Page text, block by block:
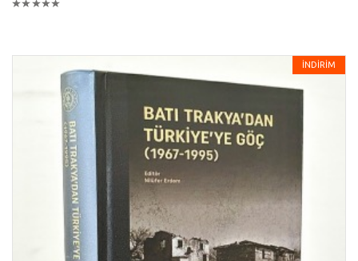
İNDİRİM